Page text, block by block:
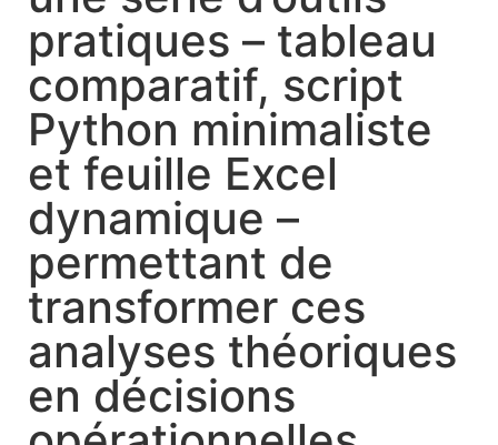
pratiques – tableau
comparatif, script
Python minimaliste
et feuille Excel
dynamique –
permettant de
transformer ces
analyses théoriques
en décisions